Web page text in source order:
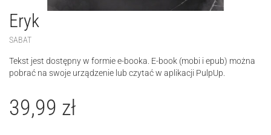
Eryk
SABAT
Tekst jest dostępny w formie e-booka. E-book (mobi i epub) można
pobrać na swoje urządzenie lub czytać w aplikacji PulpUp.
39,99 zł